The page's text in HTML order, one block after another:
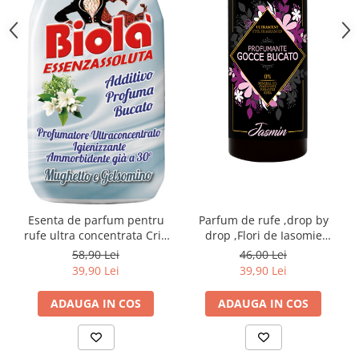
toalete portabile
Solutii curatare si intretinere
terase exterioare
Solutii curatare si intretinere
mobilier gradina
Solutii de curatare si intretinere
gratare exterioare si seminee
Foglia D'Oro
Odorizanti & Neutralizatori pentru
Miros
Doze odorizante spray SPRING AIR
250ml
Dispensere pentru doze
odorizante spray SPRING AIR
Odorizanti ambientali si tesaturi
SPRING AIR
Saculeti parfumati si pliculete
Esenta de parfum pentru
rufe ultra concentrata Crin
si Iasomie,300 ml
58,90 Lei
39,90 Lei
ADAUGA IN COS
Parfum de rufe ,drop by
drop ,Flori de Iasomie
235ml
46,00 Lei
39,90 Lei
ADAUGA IN COS